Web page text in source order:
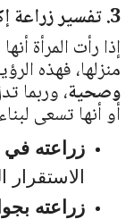
3. تفسير زراعة إكليل الجبل في المنام للمتزوجة
إذا رأت المرأة
منزلها، فهذه
وصحية، وربما
أو أنها تسعى
زراعته
زراعته